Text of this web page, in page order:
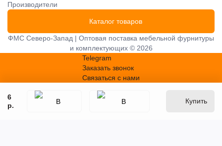
6
р.
Купить
Производители
Каталог товаров
ФМС Северо-Запад | Оптовая поставка мебельной фурнитуры
и комплектующих © 2026
Telegram
Заказать звонок
Связаться с нами